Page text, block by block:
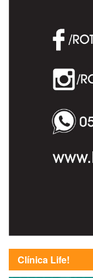
Clínica Life!